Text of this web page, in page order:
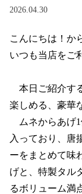
2026.04.30
こんにちは！か
いつも当店をご
本日ご紹介す
楽しめる、豪華
ムネからあげ1
入っており、唐
ーをまとめて味
げと、特製タル
るボリューム満